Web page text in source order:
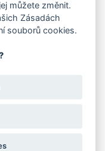
1 Ap Te L
můžete změnit.
Zásadách
souborů cookies.